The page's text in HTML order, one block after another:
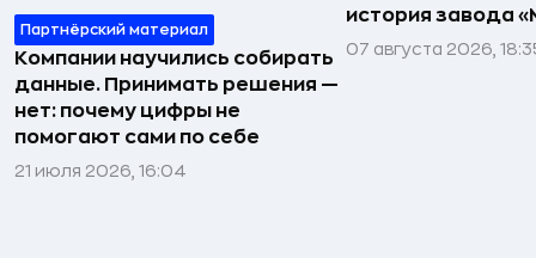
Партнёрский материал
Компании научились собирать
данные. Принимать решения —
нет: почему цифры не
помогают сами по себе
21 июля 2026, 16:04
история завода
07 августа 2026,